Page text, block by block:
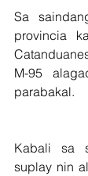
Sa
provincia
M-95
parabakal.
Kabali sa
suplay nin